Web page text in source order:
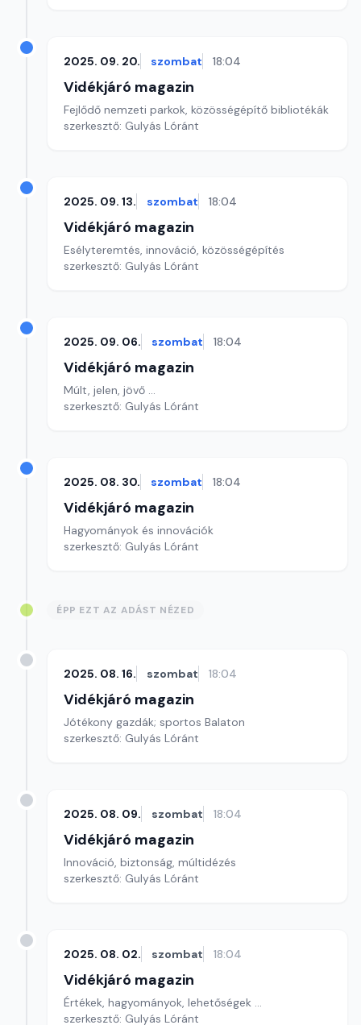
2025. 09. 20. szombat 18:04
Vidékjáró magazin
Fejlődő nemzeti parkok, közösségépítő bibliotékák
szerkesztő: Gulyás Lóránt
2025. 09. 13. szombat 18:04
Vidékjáró magazin
Esélyteremtés, innováció, közösségépítés
szerkesztő: Gulyás Lóránt
2025. 09. 06. szombat 18:04
Vidékjáró magazin
Múlt, jelen, jövő ...
szerkesztő: Gulyás Lóránt
2025. 08. 30. szombat 18:04
Vidékjáró magazin
Hagyományok és innovációk
szerkesztő: Gulyás Lóránt
ÉPP EZT AZ ADÁST NÉZED
2025. 08. 16. szombat 18:04
Vidékjáró magazin
Jótékony gazdák; sportos Balaton
szerkesztő: Gulyás Lóránt
2025. 08. 09. szombat 18:04
Vidékjáró magazin
Innováció, biztonság, múltidézés
szerkesztő: Gulyás Lóránt
2025. 08. 02. szombat 18:04
Vidékjáró magazin
Értékek, hagyományok, lehetőségek ...
szerkesztő: Gulyás Lóránt